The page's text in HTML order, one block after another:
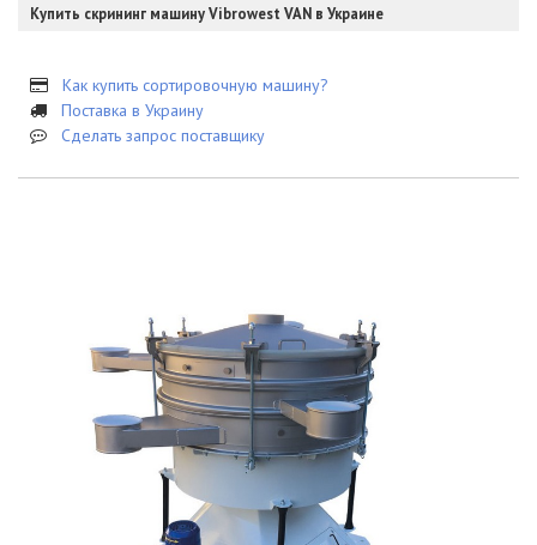
Купить скрининг машину Vibrowest VAN в Украине
Как купить сортировочную машину?
Поставка в Украину
Сделать запрос поставщику